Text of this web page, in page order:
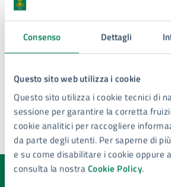
Consenso Dettagli
Questo sito web utilizza i cookie
Questo sito utilizza i cookie tecnici di
sessione per garantire la corretta
cookie analitici per raccogliere
da parte degli utenti. Per saperne di
e su come disabilitare i cookie oppure
consulta la nostraCookie Policy.
27.07.2023
Partito Politico
Noi per la Città
Ultimo aggiornamento: 10/04/2026,